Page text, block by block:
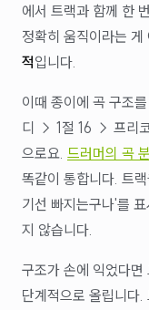
에서 트랙과 함께 한
정확히 움직이라는 게
적입니다.
이때 종이에 곡 구조
디 → 1절 16 → 프리
으로요. 드러머의 곡
똑같이 통합니다. 트
기선 빠지는구나'를
지 않습니다.
구조가 손에 익었다
단계적으로 올립니다